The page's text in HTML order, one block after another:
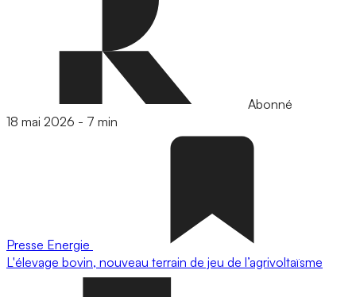
Abonné
18 mai 2026 - 7 min
Presse Energie
L'élevage bovin, nouveau terrain de jeu de l’agrivoltaïsme